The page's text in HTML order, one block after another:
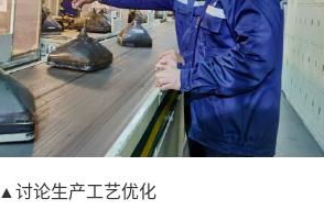
▲讨论生产工艺优化